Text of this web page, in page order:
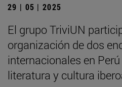
29 | 05 | 2025
El grupo TriviUN
organización de dos
internacionales en
literatura y cultura